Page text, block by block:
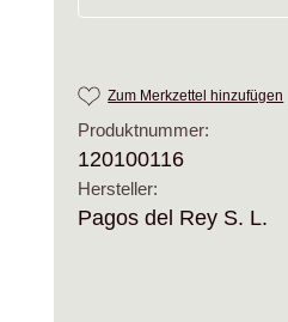
Zum Merkzettel hinzufügen
Produktnummer:
120100116
Hersteller:
Pagos del Rey S. L.